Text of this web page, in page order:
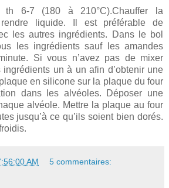
th 6-7 (180 à 210°C).Chauffer la
liquide. Il est préférable de
les autres ingrédients. Dans le bol
les ingrédients sauf les amandes
Si vous n’avez pas de mixer
un à un afin d’obtenir une
en silicone sur la plaque du four
dans les alvéoles. Déposer une
alvéole. Mettre la plaque au four
jusqu’à ce qu’ils soient bien dorés.
AM 5 commentaires: